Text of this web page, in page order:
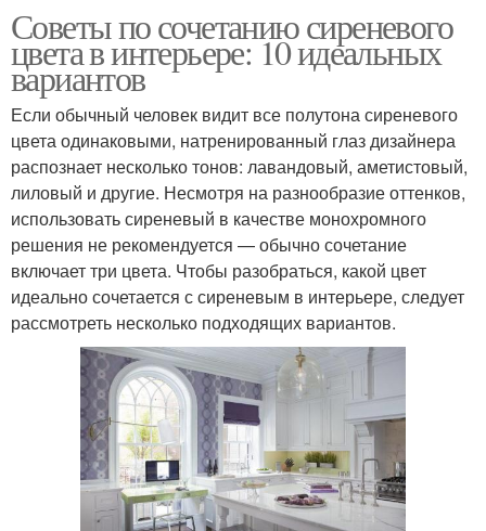
Советы по сочетанию сиреневого
цвета в интерьере: 10 идеальных
вариантов
Если обычный человек видит все полутона сиреневого
цвета одинаковыми, натренированный глаз дизайнера
распознает несколько тонов: лавандовый, аметистовый,
лиловый и другие. Несмотря на разнообразие оттенков,
использовать сиреневый в качестве монохромного
решения не рекомендуется — обычно сочетание
включает три цвета. Чтобы разобраться, какой цвет
идеально сочетается с сиреневым в интерьере, следует
рассмотреть несколько подходящих вариантов.